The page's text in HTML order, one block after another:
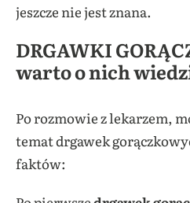
jeszcze nie jest znana.
DRGAWKI
warto o nich
Po rozmowie z lekarzem,
temat drgawek
faktów: